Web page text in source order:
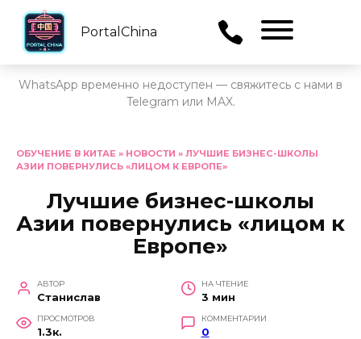
PortalChina
WhatsApp временно недоступен — свяжитесь с нами в
Telegram или MAX.
содержанию
ОБУЧЕНИЕ В КИТАЕ » НОВОСТИ » ЛУЧШИЕ БИЗНЕС-ШКОЛЫ
АЗИИ ПОВЕРНУЛИСЬ «ЛИЦОМ К ЕВРОПЕ»
Лучшие бизнес-школы
Азии повернулись «лицом к
Европе»
АВТОР
Станислав
НА ЧТЕНИЕ
3 мин
ПРОСМОТРОВ
1.3к.
КОММЕНТАРИИ
0